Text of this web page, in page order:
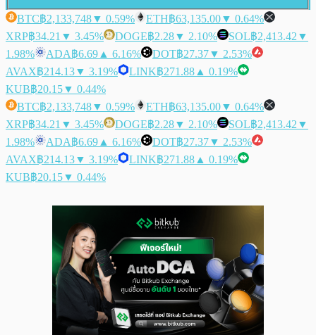
BTC฿2,133,748▼ 0.59% ETH฿63,135.00▼ 0.64%
XRP฿34.21 ▼ 3.45% DOGE฿2.28▼ 2.10% SOL฿2,413.42 ▼
1.98%
ADA฿6.69 ▲ 6.16% DOT฿27.37▼ 2.53%
AVAX฿214.13▼ 3.19% LINK฿271.88 ▲ 0.19%
KUB฿20.15▼ 0.44%
BTC฿2,133,748▼ 0.59% ETH฿63,135.00▼ 0.64%
XRP฿34.21 ▼ 3.45% DOGE฿2.28▼ 2.10% SOL฿2,413.42 ▼
1.98%
ADA฿6.69 ▲ 6.16% DOT฿27.37▼ 2.53%
AVAX฿214.13▼ 3.19% LINK฿271.88 ▲ 0.19%
KUB฿20.15▼ 0.44%